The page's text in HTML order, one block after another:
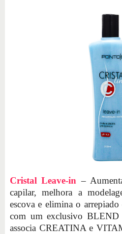
Cristal Leave-in –
capilar, melhora a
escova e elimina o
com um exclusivo BLEND
associa CREATINA e